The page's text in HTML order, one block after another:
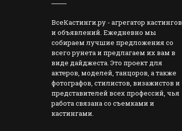
ВсеКастинги.ру - агрегатор кастингов
и объявлений. Ежедневно мы
собираем лучшие предложения со
всего рунета и предлагаем их вам в
виде дайджеста. Это проект для
актеров, моделей, танцоров, а также
фотографов, стилистов, визажистов и
представителей всех профессий, чья
работа связана со съемками и
кастингами.